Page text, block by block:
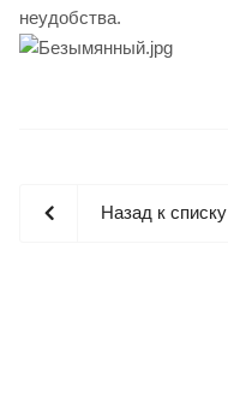
неудобства.
Назад к списку